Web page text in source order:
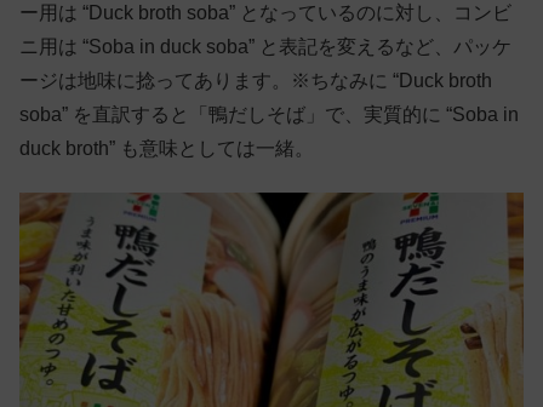
ー用は “Duck broth soba” となっているのに対し、コンビ
ニ用は “Soba in duck soba” と表記を変えるなど、パッケ
ージは地味に捻ってあります。※ちなみに “Duck broth
soba” を直訳すると「鴨だしそば」で、実質的に “Soba in
duck broth” も意味としては一緒。